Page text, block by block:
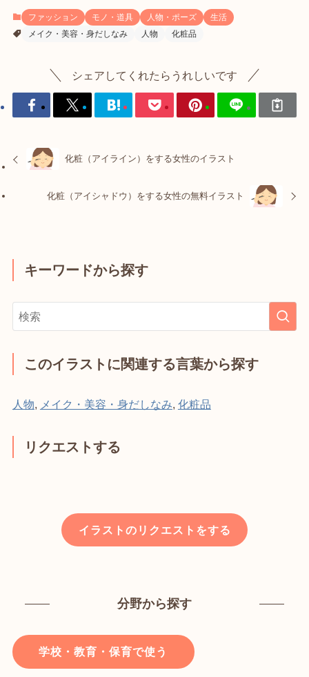
ファッション モノ・道具 人物・ポーズ
生活
メイク・美容・身だしなみ
人物 化粧品
シェアしてくれたらうれしいです
化粧（アイライン）をする女性のイラスト
化粧（アイシャドウ）をする女性の無料イラスト
キーワードから探す
このイラストに関連する言葉から探す
人物, メイク・美容・身だしなみ, 化粧品
リクエストする
イラストのリクエストをする
分野から探す
学校・教育・保育で使う